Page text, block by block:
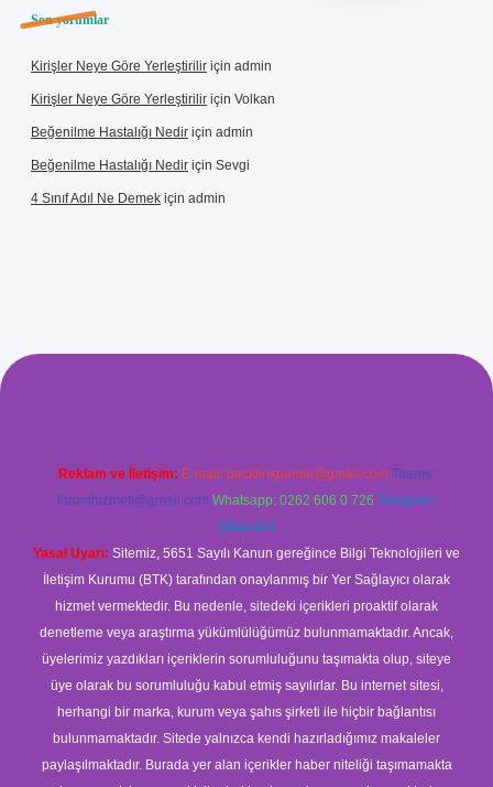
Son yorumlar
Kirişler Neye Göre Yerleştirilir için admin
Kirişler Neye Göre Yerleştirilir için Volkan
Beğenilme Hastalığı Nedir için admin
Beğenilme Hastalığı Nedir için Sevgi
4 Sınıf Adıl Ne Demek için admin
Reklam ve İletişim: E-mail: backlinkpaneli@gmail.com Teams:
forumhizmeti@gmail.com Whatsapp: 0262 606 0 726 Telegram:
@karabul
Yasal Uyarı: Sitemiz, 5651 Sayılı Kanun gereğince Bilgi Teknolojileri ve
İletişim Kurumu (BTK) tarafından onaylanmış bir Yer Sağlayıcı olarak
hizmet vermektedir. Bu nedenle, sitedeki içerikleri proaktif olarak
denetleme veya araştırma yükümlülüğümüz bulunmamaktadır. Ancak,
üyelerimiz yazdıkları içeriklerin sorumluluğunu taşımakta olup, siteye
üye olarak bu sorumluluğu kabul etmiş sayılırlar. Bu internet sitesi,
herhangi bir marka, kurum veya şahıs şirketi ile hiçbir bağlantısı
bulunmamaktadır. Sitede yalnızca kendi hazırladığımız makaleler
paylaşılmaktadır. Burada yer alan içerikler haber niteliği taşımamakta